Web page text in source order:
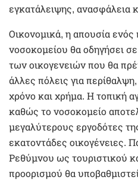
εγκατάλειψης, ανασφάλεια
Οικονομικά, η απουσία ενός
νοσοκομείου θα οδηγήσει
των οικογενειών που θα
άλλες πόλεις για
χρόνο και χρήμα. Η τοπική
καθώς το νοσοκομείο
μεγαλύτερους εργοδότες
εκατοντάδες οικογένειες.
Ρεθύμνου ως τουριστικού
προορισμού θα